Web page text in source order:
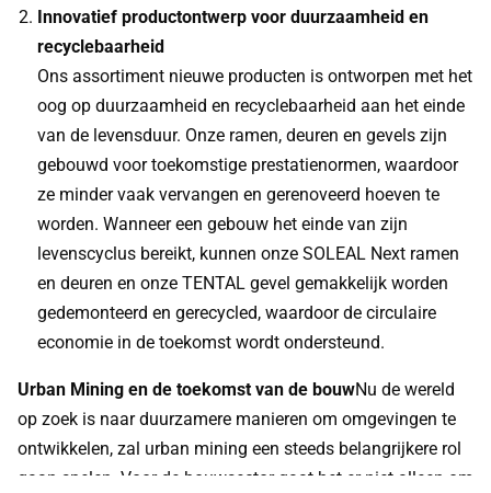
Innovatief productontwerp voor duurzaamheid en
recyclebaarheid
Ons assortiment nieuwe producten is ontworpen met het
oog op duurzaamheid en recyclebaarheid aan het einde
van de levensduur. Onze ramen, deuren en gevels zijn
gebouwd voor toekomstige prestatienormen, waardoor
ze minder vaak vervangen en gerenoveerd hoeven te
worden. Wanneer een gebouw het einde van zijn
levenscyclus bereikt, kunnen onze SOLEAL Next ramen
en deuren en onze TENTAL gevel gemakkelijk worden
gedemonteerd en gerecycled, waardoor de circulaire
economie in de toekomst wordt ondersteund.
Urban Mining en de toekomst van de bouwNu de wereld
op zoek is naar duurzamere manieren om omgevingen te
ontwikkelen, zal urban mining een steeds belangrijkere rol
gaan spelen. Voor de bouwsector gaat het er niet alleen om